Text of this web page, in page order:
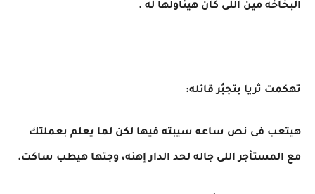
البخاخه مين اللى كان هيناولها له .
تهكمت ثريا بتجبُر قائله:
هيتعب فى نص ساعه سيبته فيها لكن لما يعلم بعملتك
مع المستأجر اللى جاله لحد الدار إهنه، وجتها هيطب ساكت.